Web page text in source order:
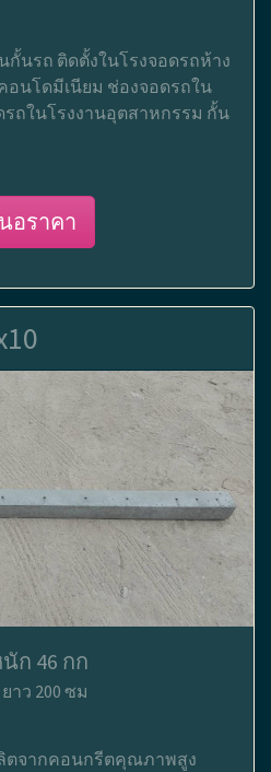
กั้นรถ ติดตั้งในโรงจอดรถห้าง
นโดมีเนียม ช่องจอดรถใน
ถในโรงงานอุตสาหกรรม กั้น
อราคา
นัก 46 กก
าว 200 ซม
ตจากคอนกรีตคุณภาพสูง